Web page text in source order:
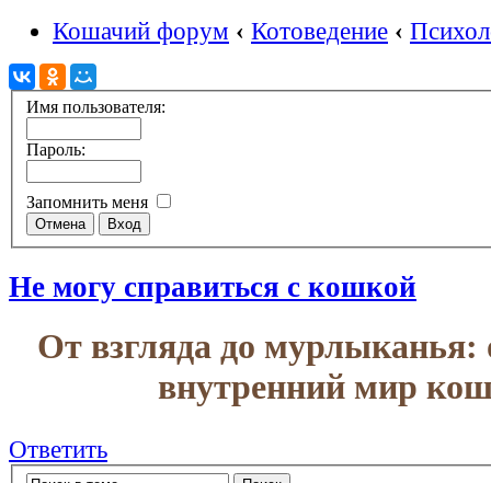
Кошачий форум ‹ Котоведение ‹
Имя пользователя:
Пароль:
Запомнить меня
Не могу справиться с кошкой
От взгляда до
внутренний мир
Ответить